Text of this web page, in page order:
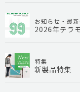
お知らせ・最
2026年テラ
特集
新製品特集